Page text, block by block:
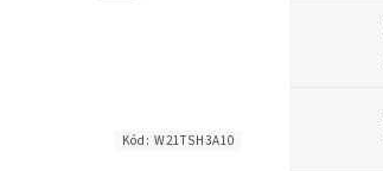
Kód: W21TSH3A10